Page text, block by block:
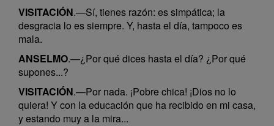
VISITACIÓN.—Sí, tienes razón: es simpática; la
desgracia lo es siempre. Y, hasta el día, tampoco es
mala.
ANSELMO.—¿Por qué dices hasta el día? ¿Por qué
supones...?
VISITACIÓN.—Por nada. ¡Pobre chica! ¡Dios no lo
quiera! Y con la educación que ha recibido en mi casa,
y estando muy a la mira...